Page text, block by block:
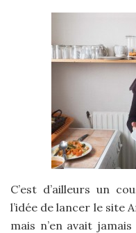
C’est d’ailleurs un
l’idée de lancer le site
mais n’en avait